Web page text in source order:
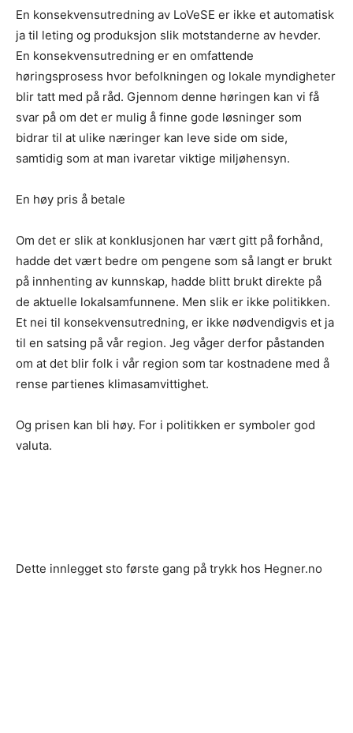
En konsekvensutredning av LoVeSE er ikke et automatisk
ja til leting og produksjon slik motstanderne av hevder.
En konsekvensutredning er en omfattende
høringsprosess hvor befolkningen og lokale myndigheter
blir tatt med på råd. Gjennom denne høringen kan vi få
svar på om det er mulig å finne gode løsninger som
bidrar til at ulike næringer kan leve side om side,
samtidig som at man ivaretar viktige miljøhensyn.
En høy pris å betale
Om det er slik at konklusjonen har vært gitt på forhånd,
hadde det vært bedre om pengene som så langt er brukt
på innhenting av kunnskap, hadde blitt brukt direkte på
de aktuelle lokalsamfunnene. Men slik er ikke politikken.
Et nei til konsekvensutredning, er ikke nødvendigvis et ja
til en satsing på vår region. Jeg våger derfor påstanden
om at det blir folk i vår region som tar kostnadene med å
rense partienes klimasamvittighet.
Og prisen kan bli høy. For i politikken er symboler god
valuta.
Dette innlegget sto første gang på trykk hos Hegner.no